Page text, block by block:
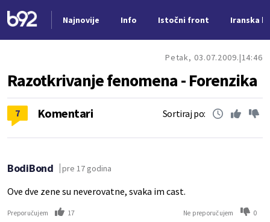
Najnovije Info Istočni front Iranska
Petak, 03.07.2009. 14:46
Razotkrivanje fenomena - Forenzika
7 Komentari Sortiraj po:
BodiBond pre 17 godina
Ove dve zene su neverovatne, svaka im cast.
Preporučujem 17 Ne preporučujem 0